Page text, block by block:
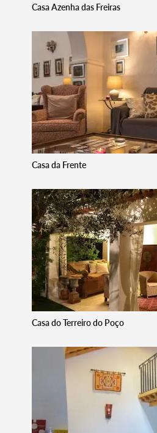
Termo de Pesquisa
Categorias gerais
Casa Azenha das Freiras
Casa da Frente
Casa do Terreiro do Poço